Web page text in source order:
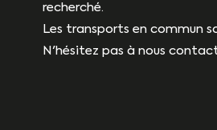
recherché.
Les transports en commun
N'hésitez pas à nous